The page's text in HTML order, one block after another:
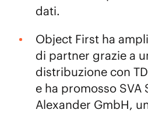
dati.
Object First ha
di partner grazie a
distribuzione con
e ha promosso SVA
Alexander GmbH,